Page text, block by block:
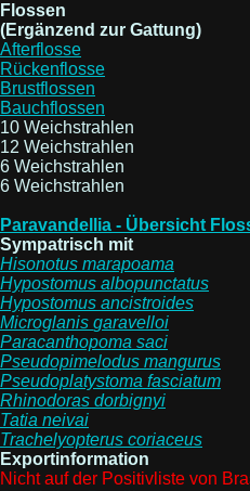
Flossen
(Ergänzend zur Gattung)
Afterflosse
Rückenflosse
Brustflossen
Bauchflossen
10 Weichstrahlen
12 Weichstrahlen
6 Weichstrahlen
6 Weichstrahlen
Paravandellia - Übersicht
Sympatrisch mit
Hisonotus marapoama
Hypostomus albopunctatus
Hypostomus ancistroides
Microglanis garavelloi
Paracanthopoma saci
Pseudopimelodus mangurus
Pseudoplatystoma fasciatum
Rhinodoras dorbignyi
Tatia neivai
Trachelyopterus coriaceus
Exportinformation
Nicht auf der Positivliste von